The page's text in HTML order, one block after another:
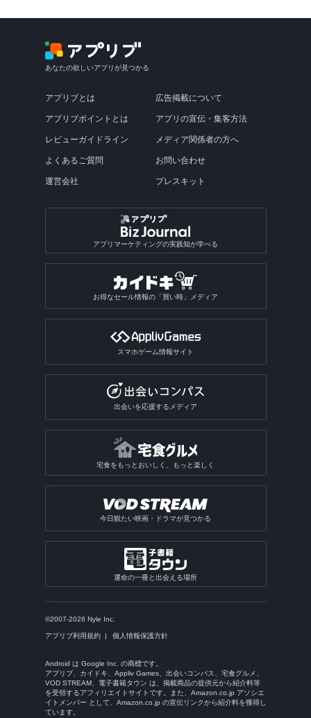
あなたの欲しいアプリが見つかる
アプリブとは
アプリブポイントとは
レビューガイドライン
よくあるご質問
運営会社
広告掲載について
アプリの宣伝・集客方法
メディア関係者の方へ
お問い合わせ
プレスキット
アプリマーケティングの実践知が学べる
お得なセール情報の「買い時」メディア
スマホゲーム情報サイト
出会いを応援するメディア
宅食をもっとおいしく、もっと楽しく
今日観たい映画・ドラマが見つかる
運命の一冊と出会える場所
©2007-2026 Nyle Inc.
アプリブ利用規約 個人情報保護方針
Android は Google Inc. の商標です。
アプリブ、カイドキ、Appliv Games、出会いコンパス、宅食グルメ、
VOD STREAM、電子書籍タウン は、掲載商品の提供元から紹介料等
を受領するアフィリエイトサイトです。また、Amazon.co.jp アソシエ
イトメンバー として、Amazon.co.jp の宣伝リンクから紹介料を獲得し
ています。